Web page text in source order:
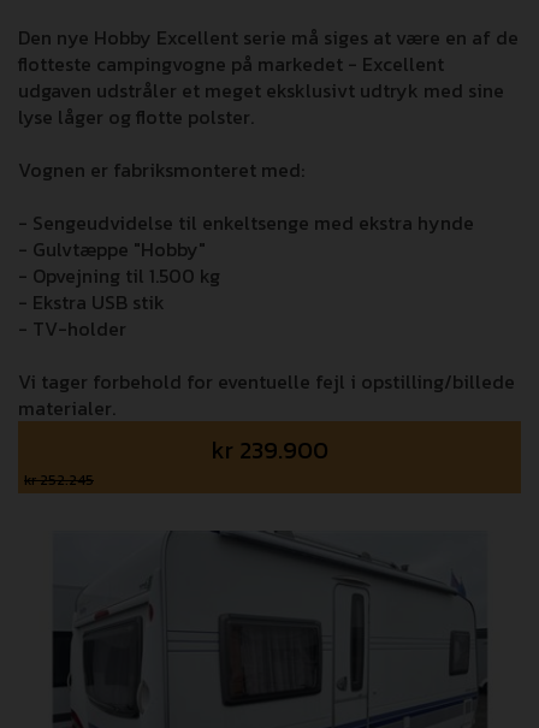
Den nye Hobby Excellent serie må siges at være en af de
flotteste campingvogne på markedet - Excellent
udgaven udstråler et meget eksklusivt udtryk med sine
lyse låger og flotte polster.
Vognen er fabriksmonteret med:
- Sengeudvidelse til enkeltsenge med ekstra hynde
- Gulvtæppe "Hobby"
- Opvejning til 1.500 kg
- Ekstra USB stik
- TV-holder
Vi tager forbehold for eventuelle fejl i opstilling/billede
materialer.
kr 239.900
kr 252.245